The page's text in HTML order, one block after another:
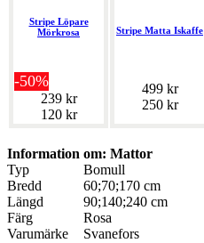
Stripe Löpare
Mörkrosa
-50%
239 kr
120 kr
Stripe Matta Iskaffe
499 kr
250 kr
Information om: Mattor
Typ
Bomull
Bredd
60;70;170 cm
Längd
90;140;240 cm
Färg
Rosa
Varumärke
Svanefors